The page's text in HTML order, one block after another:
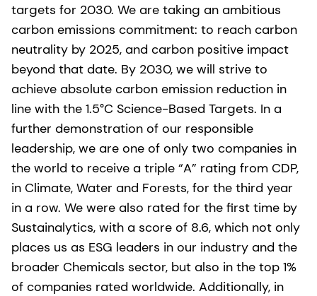
targets for 2030. We are taking an ambitious
carbon emissions commitment: to reach carbon
neutrality by 2025, and carbon positive impact
beyond that date. By 2030, we will strive to
achieve absolute carbon emission reduction in
line with the 1.5°C Science-Based Targets. In a
further demonstration of our responsible
leadership, we are one of only two companies in
the world to receive a triple “A” rating from CDP,
in Climate, Water and Forests, for the third year
in a row. We were also rated for the first time by
Sustainalytics, with a score of 8.6, which not only
places us as ESG leaders in our industry and the
broader Chemicals sector, but also in the top 1%
of companies rated worldwide. Additionally, in